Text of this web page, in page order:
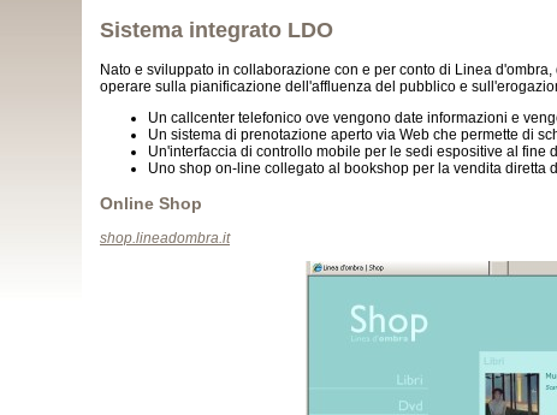
Sistema integrato LDO
Nato e sviluppato in collaborazione con e per conto di Linea
operare sulla pianificazione dell'affluenza del pubblico e
Un callcenter telefonico ove vengono date informazioni e
Un sistema di prenotazione aperto via Web che permette di
Un'interfaccia di controllo mobile per le sedi espositive al
Uno shop on-line collegato al bookshop per la vendita diretta
Online Shop
shop.lineadombra.it